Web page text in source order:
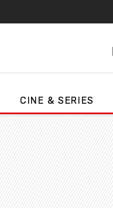
CINE & SERIES